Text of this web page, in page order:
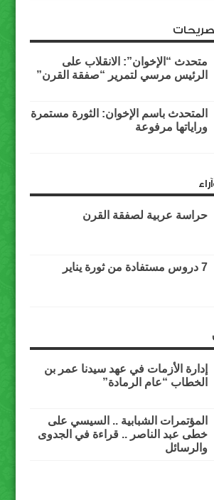
متحدث “الإخوان”: الانقلاب على
الرئيس مرسي لتمرير “صفقة القرن”
المتحدث باسم الإخوان: الثورة مستمرة
وراياتها مرفوعة
حراسة عربية لصفقة القرن
7 دروس مستفادة من ثورة يناير
إدارة الأزمات في عهد سيدنا عمر بن
الخطاب “عام الرمادة”
المؤتمرات الشبابية .. السيسي على
خطى عبد الناصر .. قراءة في الجدوى
والرسائل